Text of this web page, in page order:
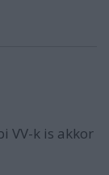
VV-k is akkor